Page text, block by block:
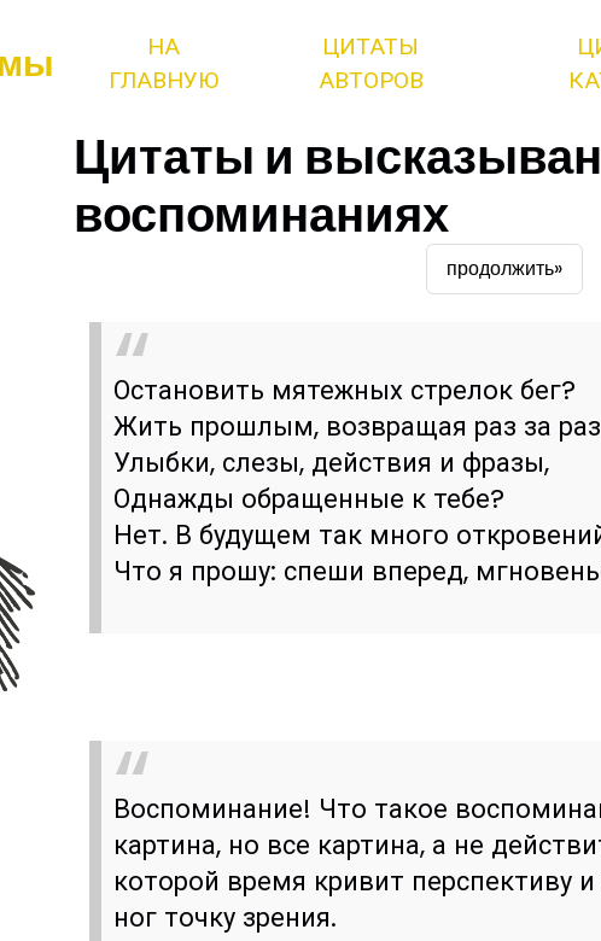
НА
ГЛАВНУЮ
ЦИТАТЫ
АВТОРОВ
Цитаты и
воспоминаниях
продолжить»
Остановить мятежных стрелок бег?
Жить прошлым, возвращая раз за
Улыбки, слезы, действия и фразы,
Однажды обращенные к тебе?
Нет. В будущем так много
Что я прошу: спеши вперед,
Воспоминание! Что такое
картина, но все картина, а не
которой время кривит перспективу
ног точку зрения.